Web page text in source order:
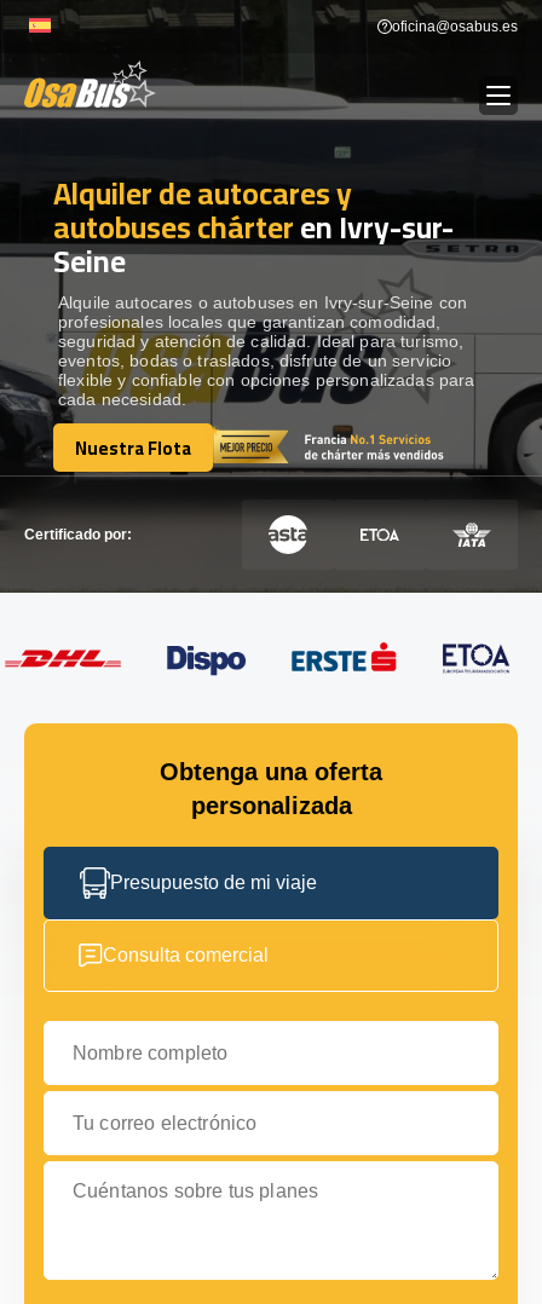
to
oficina@osabus.es
ALQUILER DE AUTOCARES
DESTINOS Show dropdown
RECORRIDAS Show dropdown
FLOTA
Alquiler de autocares y
autobuses chárteren Ivry-sur-
Seine
Alquile autocares o autobuses en Ivry-sur-Seine con
profesionales locales que garantizan comodidad,
seguridad y atención de calidad. Ideal para turismo,
eventos, bodas o traslados, disfrute de un servicio
flexible y confiable con opciones personalizadas para
cada necesidad.
Nuestra Flota
Nuestra Flota
Certificado por:
Obtenga una oferta
personalizada
Presupuesto de mi viaje
Consulta comercial
Nombre completo
Tu correo electrónico
Cuéntanos sobre tus planes